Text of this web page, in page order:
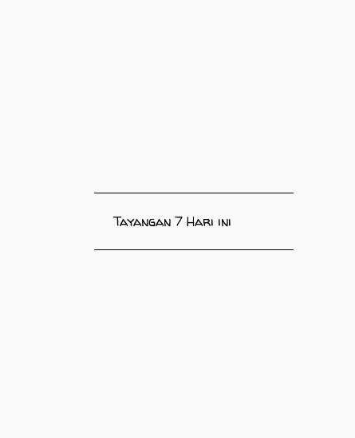
Tayangan 7 Hari ini